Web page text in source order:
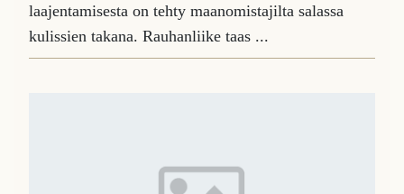
laajentamisesta on tehty maanomistajilta salassa
kulissien takana. Rauhanliike taas ...